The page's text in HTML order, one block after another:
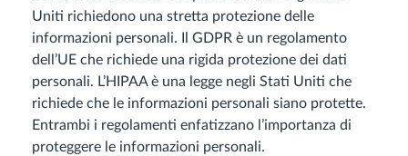
Uniti richiedono una stretta protezione delle
informazioni personali. Il GDPR è un regolamento
dell’UE che richiede una rigida protezione dei dati
personali. L’HIPAA è una legge negli Stati Uniti che
richiede che le informazioni personali siano protette.
Entrambi i regolamenti enfatizzano l’importanza di
proteggere le informazioni personali.